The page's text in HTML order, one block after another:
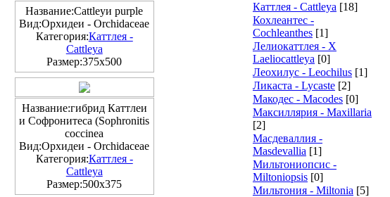
Название:Cattleyи purple
Вид:Орхидеи - Orchidaceae
Категория:Каттлея -
Cattleya
Размер:375x500
Название:гибрид Каттлеи
и Софронитеса (Sophronitis
coccinea
Вид:Орхидеи - Orchidaceae
Категория:Каттлея -
Cattleya
Размер:500x375
Каттлея - Cattleya [18]
Кохлеантес -
Cochleanthes [1]
Лелиокаттлея - X
Laeliocattleya [0]
Леохилус - Leochilus [1]
Ликаста - Lycaste [2]
Макодес - Macodes [0]
Максиллярия - Maxillaria
[2]
Масдеваллия -
Masdevallia [1]
Мильтониопсис -
Miltoniopsis [0]
Мильтония - Miltonia [5]